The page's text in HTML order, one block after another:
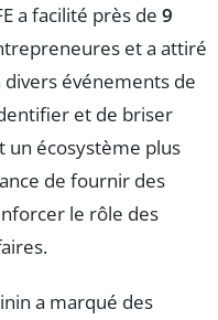
a facilité près de 9
et a attiré
divers événements de
et de briser
un écosystème plus
de fournir des
le rôle des
a marqué des